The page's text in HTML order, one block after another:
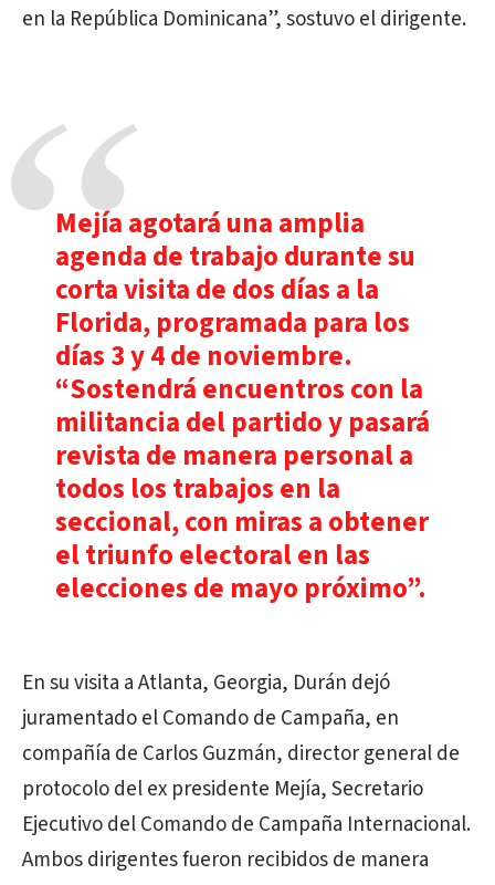
en la República Dominicana”, sostuvo el dirigente.
Mejía agotará una amplia
agenda de trabajo durante su
corta visita de dos días a la
Florida, programada para los
días 3 y 4 de noviembre.
“Sostendrá encuentros con la
militancia del partido y pasará
revista de manera personal a
todos los trabajos en la
seccional, con miras a obtener
el triunfo electoral en las
elecciones de mayo próximo”.
En su visita a Atlanta, Georgia, Durán dejó
juramentado el Comando de Campaña, en
compañía de Carlos Guzmán, director general de
protocolo del ex presidente Mejía, Secretario
Ejecutivo del Comando de Campaña Internacional.
Ambos dirigentes fueron recibidos de manera